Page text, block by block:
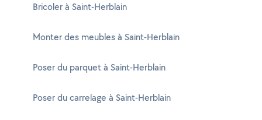
Bricoler à Saint-Herblain
Monter des meubles à Saint-Herblain
Poser du parquet à Saint-Herblain
Poser du carrelage à Saint-Herblain